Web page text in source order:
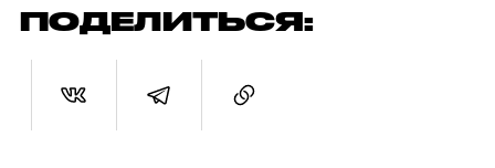
ПОДЕЛИТЬСЯ: